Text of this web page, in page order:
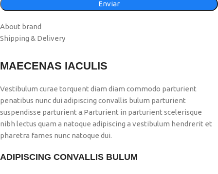
About brand
Shipping & Delivery
MAECENAS IACULIS
Vestibulum curae torquent diam diam commodo parturient
penatibus nunc dui adipiscing convallis bulum parturient
suspendisse parturient a.Parturient in parturient scelerisque
nibh lectus quam a natoque adipiscing a vestibulum hendrerit et
pharetra fames nunc natoque dui.
ADIPISCING CONVALLIS BULUM